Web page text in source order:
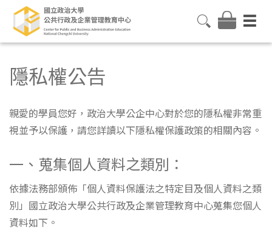
隱私權公告
親愛的學員您好，政治大學公企中心對於您的隱私權非常重
視並予以保護，請您詳讀以下隱私權保護政策的相關內容。
一、蒐集個人資料之類別：
依據法務部頒佈「個人資料保護法之特定目及個人資料之類
別」國立政治大學公共行政及企業管理教育中心蒐集您個人
資料如下。